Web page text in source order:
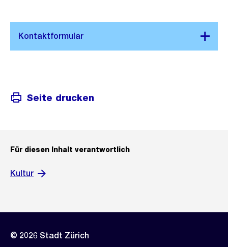
Seite drucken
Für diesen Inhalt verantwortlich
Kultur
© 2026 Stadt Zürich